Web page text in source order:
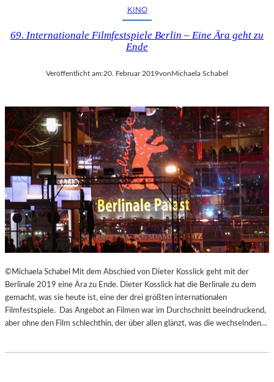
KINO
69. Internationale Filmfestspiele Berlin – Eine Ära geht zu
Ende
Veröffentlicht am:20. Februar 2019vonMichaela Schabel
©Michaela Schabel Mit dem Abschied von Dieter Kosslick geht mit der
Berlinale 2019 eine Ära zu Ende. Dieter Kosslick hat die Berlinale zu dem
gemacht, was sie heute ist, eine der drei größten internationalen
Filmfestspiele. Das Angebot an Filmen war im Durchschnitt beeindruckend,
aber ohne den Film schlechthin, der über allen glänzt, was die wechselnden…